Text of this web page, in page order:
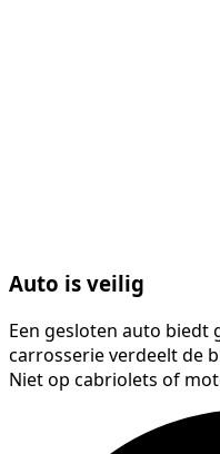
Auto is veilig
Een gesloten auto biedt
carrosserie verdeelt de
Niet op cabriolets of